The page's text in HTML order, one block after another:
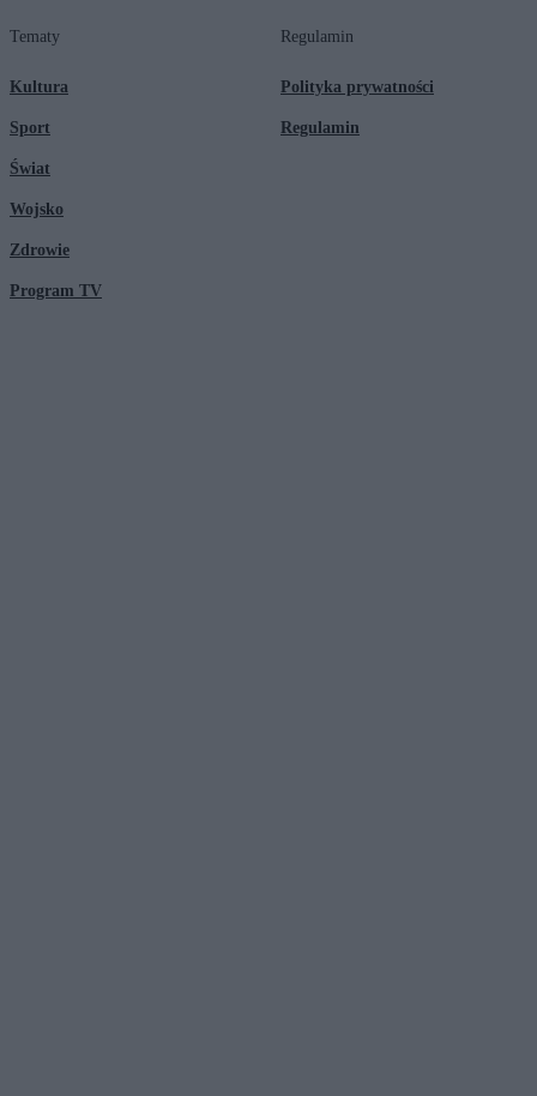
Tematy
Kultura
Sport
Świat
Wojsko
Zdrowie
Program TV
Regulamin
Polityka prywatności
Regulamin